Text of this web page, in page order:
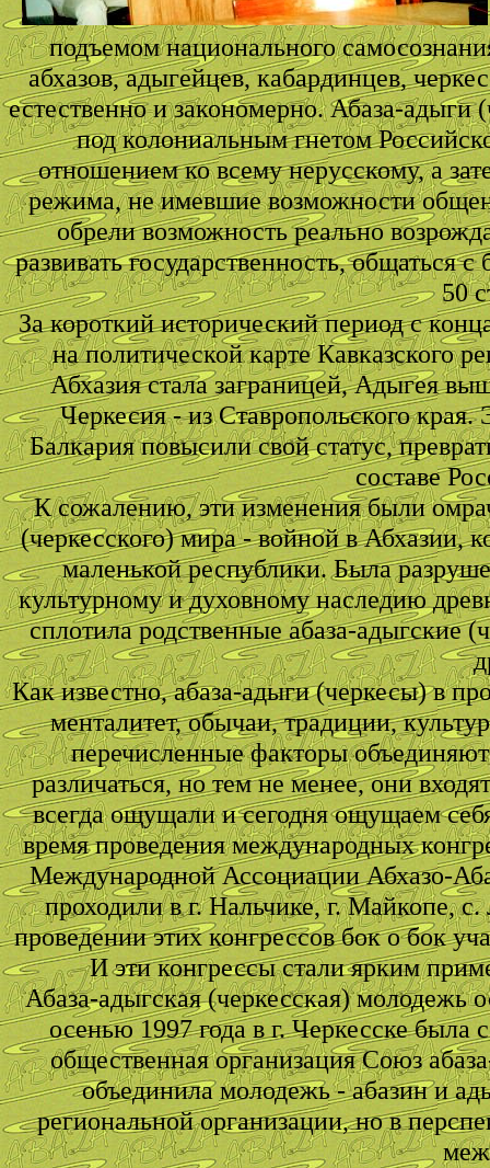
подъемом национального
абхазов, адыгейцев, кабардинцев,
естественно и закономерно. Абаза-адыги
под колониальным гнетом
отношением ко всему нерусскому, а
режима, не имевшие возможности
обрели возможность реально
развивать государственность, общаться
50
За короткий исторический период с
на политической карте Кавказского
Абхазия стала заграницей, Адыгея
Черкесия - из Ставропольского
Балкария повысили свой статус,
составе
К сожалению, эти изменения были
(черкесского) мира - войной в Абхазии,
маленькой республики. Была
культурному и духовному наследию
сплотила родственные абаза-адыгские
Как известно, абаза-адыги (черкесы) в
менталитет, обычаи, традиции,
перечисленные факторы
различаться, но тем не менее, они
всегда ощущали и сегодня ощущаем
время проведения международных
Международной Ассоциации Абхазо-
проходили в г. Нальчике, г. Майкопе,
проведении этих конгрессов бок о бок
И эти конгрессы стали ярким
Абаза-адыгская (черкесская) молодежь
осенью 1997 года в г. Черкесске была
общественная организация Союз
объединила молодежь - абазин и
региональной организации, но в